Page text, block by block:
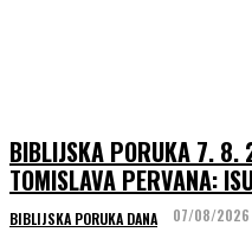
BIBLIJSKA PORUKA 7. 8.
TOMISLAVA PERVANA:
BIBLIJSKA PORUKA DANA 07/08/2026